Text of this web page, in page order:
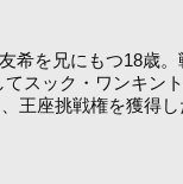
希を兄にもつ18歳。
スック・ワンキン
王座挑戦権を獲得し